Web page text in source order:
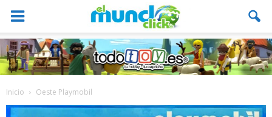
Inicio Oeste Playmobil